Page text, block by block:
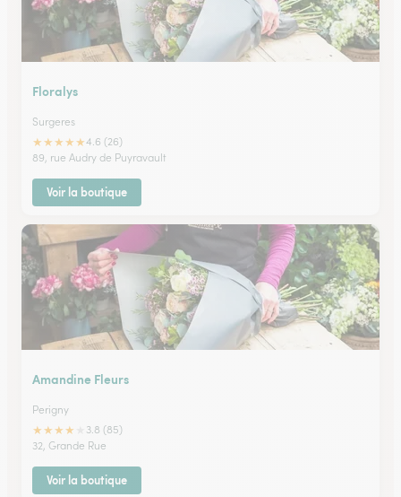
Floralys
Surgeres
★★★★★4.6 (26)
89, rue Audry de Puyravault
Voir la boutique
Amandine Fleurs
Perigny
★★★★
3.8 (85)
32, Grande Rue
Voir la boutique